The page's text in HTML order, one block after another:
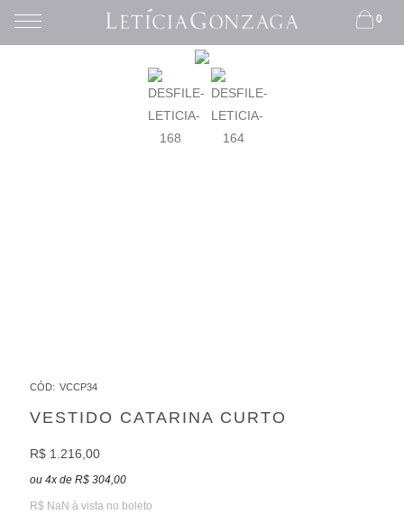
0
CÓD: VCCP34
VESTIDO CATARINA CURTO
R$ 1.216,00
ou 4xde R$ 304,00
R$ NaN à vista no boleto